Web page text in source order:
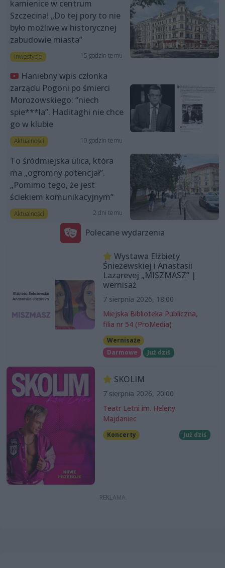
kamienice w centrum
Szczecina! „Do tej pory to nie
było możliwe w historycznej
zabudowie miasta”
Inwestycje 15 godzin temu
Haniebny wpis członka
zarządu Pogoni po śmierci
Morozowskiego: “niech
spie***la”. Haditaghi nie chce
go w klubie
Aktualności 10 godzin temu
To śródmiejska ulica, która
ma „ogromny potencjał”.
„Pomimo tego, że jest
ściekiem komunikacyjnym”
Aktualności 2 dni temu
Polecane wydarzenia
Wystawa Elżbiety
Śnieżewskiej i Anastasii
Lazarevej „MISZMASZ” |
wernisaż
7 sierpnia 2026, 18:00
Miejska Biblioteka Publiczna,
filia nr 54 (ProMedia)
Wernisaże
Darmowe
Już dziś
SKOLIM
7 sierpnia 2026, 20:00
Teatr Letni im. Heleny
Majdaniec
Koncerty Już dziś